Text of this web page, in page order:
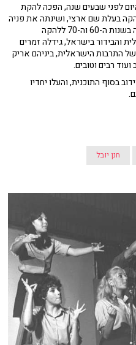
לפני שבעים שנה, הפכה להקת
בעלת שם ארצי, ושינתה את פניה
של המדינה ללא היכר. הלהקה שנחשבה בשנות ה-60 וה-70 ללהקה
והבידור בישראל, גידלה זמרים
התרבות הישראלית, ביניהם אריק
ועוד רבים וטובים.
בסוף התוכנית, והעלו יחדיו
חנן יובל